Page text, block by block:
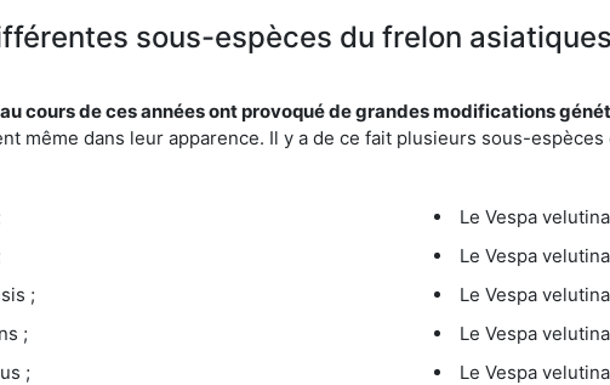
sous-espèces du frelon
cours de ces années ont provoqué de grandes modifications
même dans leur apparence. Il y a de ce fait plusieurs sous-
;
;
;
Le Vespa
Le Vespa
Le Vespa
Le Vespa
Le Vespa